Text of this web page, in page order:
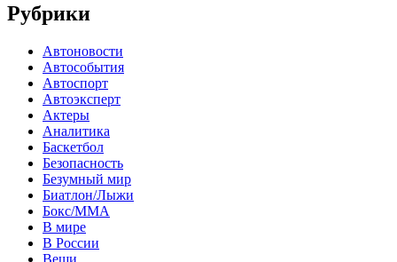
Рубрики
Автоновости
Автособытия
Автоспорт
Автоэксперт
Актеры
Аналитика
Баскетбол
Безопасность
Безумный мир
Биатлон/Лыжи
Бокс/MMA
В мире
В России
Вещи